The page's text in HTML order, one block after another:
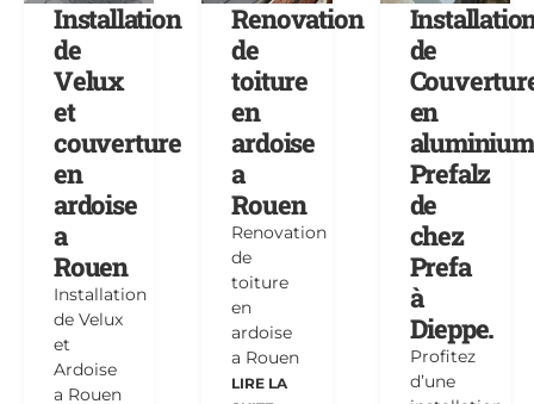
Installation
de
Velux
et
couverture
en
ardoise
a
Rouen
Installation
de Velux
et
Ardoise
a Rouen
Renovation
de
toiture
en
ardoise
a
Rouen
Renovation
de
toiture
en
ardoise
a Rouen
LIRE LA
de
en
aluminium
Prefalz
de
chez
Prefa
à
Dieppe.
Profitez
d’une